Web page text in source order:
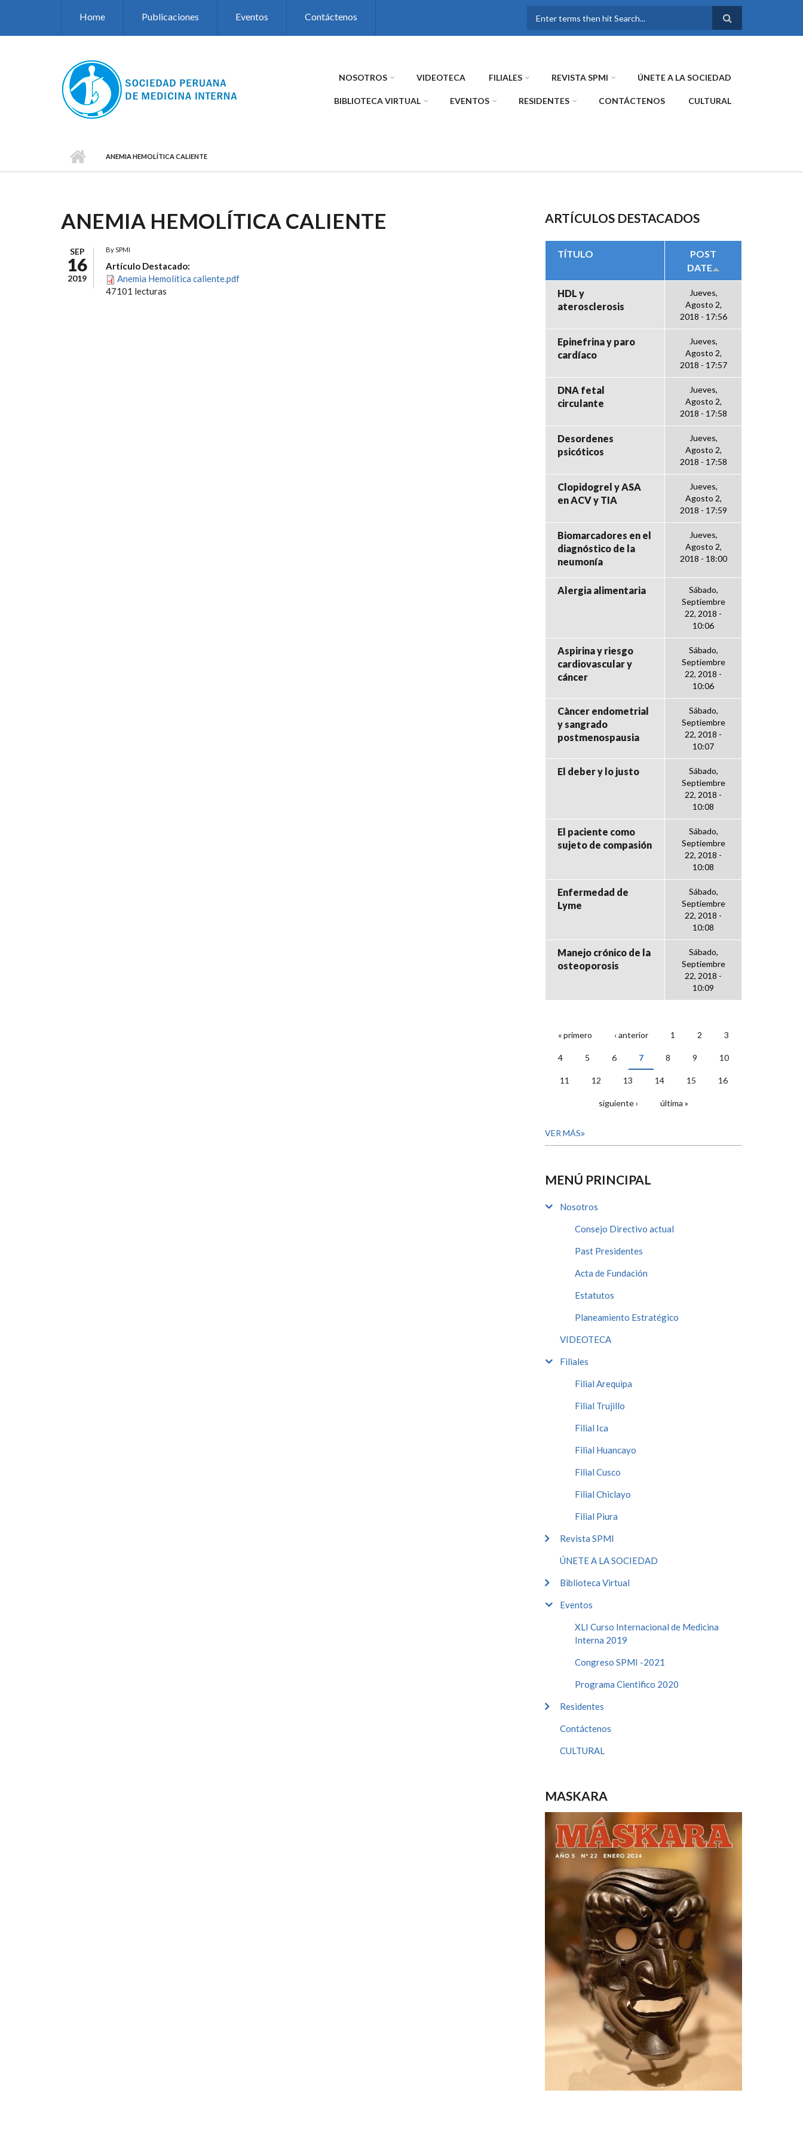
Home Publicaciones Eventos Contáctenos
FORMULARIO DE
NOSOTROS VIDEOTECA FILIALES REVISTA SPMI ÚNETE A LA SOCIEDAD
BIBLIOTECA VIRTUAL EVENTOS RESIDENTES CONTÁCTENOS CULTURAL
ANEMIA HEMOLÍTICA CALIENTE
ANEMIA HEMOLÍTICA CALIENTE
SEP
16
2019
BySPMI
Artículo Destacado:
Anemia Hemolítica caliente.pdf
47101 lecturas
ARTÍCULOS DESTACADOS
TÍTULO
POST
DATE
HDL y
aterosclerosis
Jueves,
Agosto 2,
2018 - 17:56
Epinefrina y paro
cardíaco
Jueves,
Agosto 2,
2018 - 17:57
DNA fetal
circulante
Jueves,
Agosto 2,
2018 - 17:58
Desordenes
psicóticos
Jueves,
Agosto 2,
2018 - 17:58
Clopidogrel y ASA
en ACV y TIA
Jueves,
Agosto 2,
2018 - 17:59
Biomarcadores en el
diagnóstico de la
neumonía
Jueves,
Agosto 2,
2018 - 18:00
Alergia alimentaria
Sábado,
Septiembre
22, 2018 -
10:06
Aspirina y riesgo
cardiovascular y
cáncer
Sábado,
Septiembre
22, 2018 -
10:06
Càncer endometrial
y sangrado
postmenospausia
Sábado,
Septiembre
22, 2018 -
10:07
El deber y lo justo
Sábado,
Septiembre
22, 2018 -
10:08
El paciente como
sujeto de compasión
Sábado,
Septiembre
22, 2018 -
10:08
Enfermedad de
Lyme
Sábado,
Septiembre
22, 2018 -
10:08
Manejo crónico de la
osteoporosis
Sábado,
Septiembre
22, 2018 -
10:09
PÁGINAS
« primero ‹ anterior 1 2 3
4 5 6 7 8 9 10
11 12 13 14 15 16
siguiente › última »
VER MÁS
MENÚ PRINCIPAL
Nosotros
Consejo Directivo actual
Past Presidentes
Acta de Fundación
Estatutos
Planeamiento Estratégico
VIDEOTECA
Filiales
Filial Arequipa
Filial Trujillo
Filial Ica
Filial Huancayo
Filial Cusco
Filial Chiclayo
Filial Piura
Revista SPMI
ÚNETE A LA SOCIEDAD
Biblioteca Virtual
Eventos
XLI Curso Internacional de Medicina
Interna 2019
Congreso SPMI -2021
Programa Cientifico 2020
Residentes
Contáctenos
CULTURAL
MASKARA